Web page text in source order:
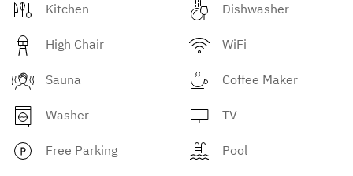
Kitchen Dishwasher
High Chair WiFi
Sauna Coffee Maker
Washer TV
Free Parking Pool